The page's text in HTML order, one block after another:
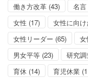
働き方改革 (43) 名言
女性 (17) 女性に向
女性リーダー (65)
男女平等 (23) 研究調
育休 (14) 育児休業